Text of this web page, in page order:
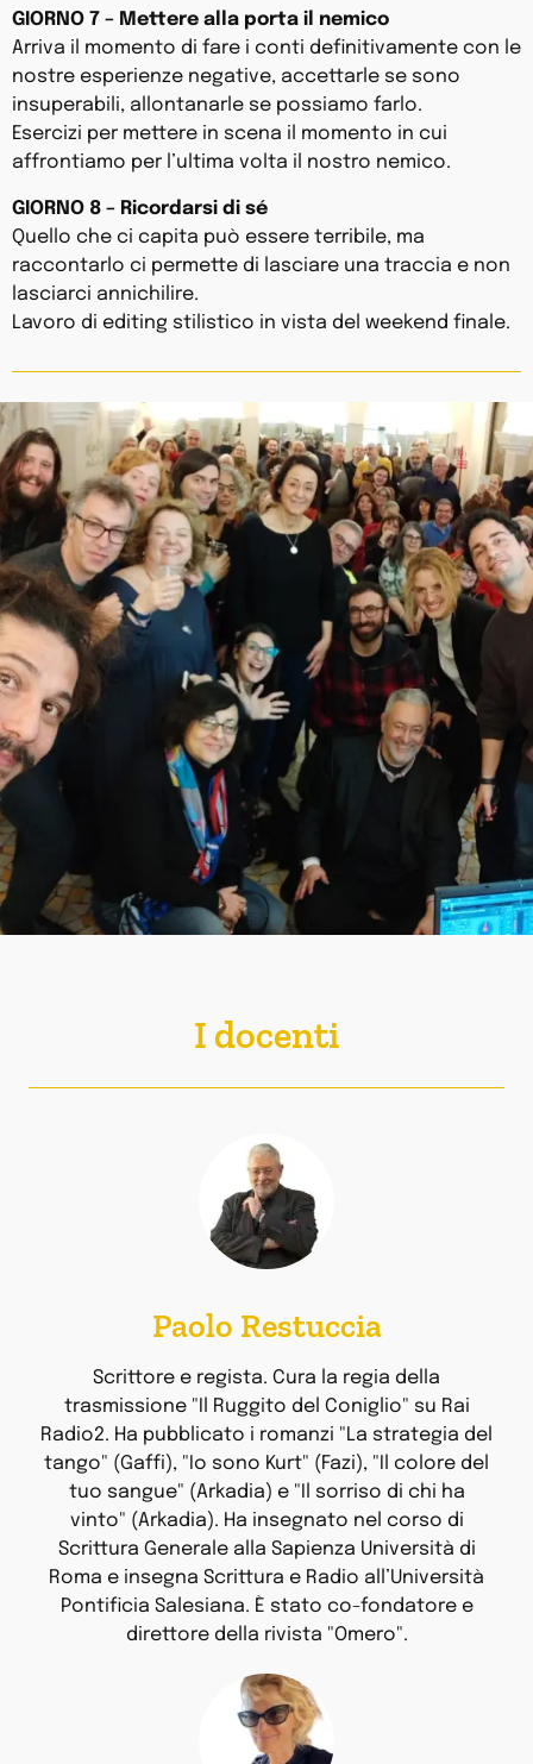
GIORNO 7 – Mettere alla porta il nemico
Arriva il momento di fare i conti definitivamente con le
nostre esperienze negative, accettarle se sono
insuperabili, allontanarle se possiamo farlo.
Esercizi per mettere in scena il momento in cui
affrontiamo per l’ultima volta il nostro nemico.
GIORNO 8 – Ricordarsi di sé
Quello che ci capita può essere terribile, ma
raccontarlo ci permette di lasciare una traccia e non
lasciarci annichilire.
Lavoro di editing stilistico in vista del weekend finale.
I docenti
Paolo Restuccia
Scrittore e regista. Cura la regia della
trasmissione "Il Ruggito del Coniglio" su Rai
Radio2. Ha pubblicato i romanzi "La strategia del
tango" (Gaffi), "Io sono Kurt" (Fazi), "Il colore del
tuo sangue" (Arkadia) e "Il sorriso di chi ha
vinto" (Arkadia). Ha insegnato nel corso di
Scrittura Generale alla Sapienza Università di
Roma e insegna Scrittura e Radio all’Università
Pontificia Salesiana. È stato co-fondatore e
direttore della rivista "Omero".